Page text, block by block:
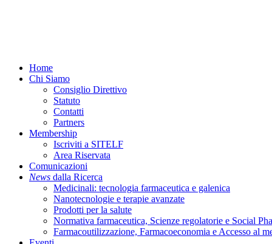
Menu
Home
Chi Siamo
Consiglio Direttivo
Statuto
Contatti
Partners
Membership
Iscriviti a SITELF
Area Riservata
Comunicazioni
News dalla Ricerca
Medicinali: tecnologia farmaceutica e galenica
Nanotecnologie e terapie avanzate
Prodotti per la salute
Normativa farmaceutica, Scienze regolatorie e Social
Farmacoutilizzazione, Farmacoeconomia e Accesso al